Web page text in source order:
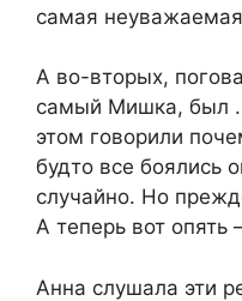
самая
А во-вторых,
самый Мишка, был
этом говорили
будто все боялись
случайно. Но
А теперь вот опять
Анна слушала эти